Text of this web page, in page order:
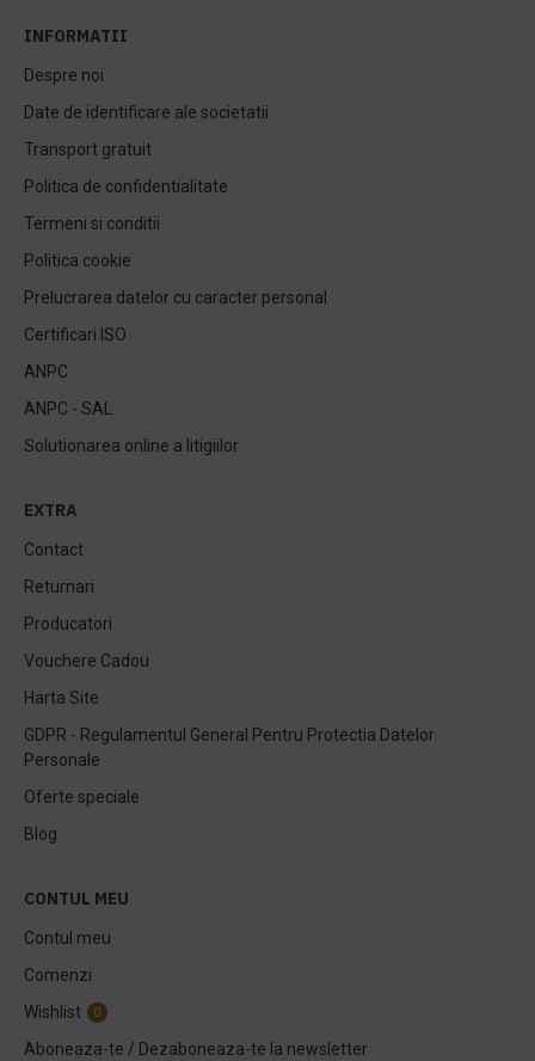
INFORMATII
Despre noi
Date de identificare ale societatii
Transport gratuit
Politica de confidentialitate
Termeni si conditii
Politica cookie
Prelucrarea datelor cu caracter personal
Certificari ISO
ANPC
ANPC - SAL
Solutionarea online a litigiilor
EXTRA
Contact
Returnari
Producatori
Vouchere Cadou
Harta Site
GDPR - Regulamentul General Pentru Protectia Datelor
Personale
Oferte speciale
Blog
CONTUL MEU
Contul meu
Comenzi
Wishlist
0
Aboneaza-te / Dezaboneaza-te la newsletter